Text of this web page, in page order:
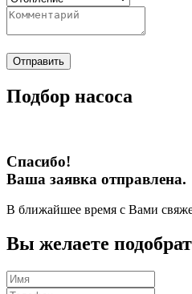
Отправить
Подбор насоса
Спасибо!
Ваша заявка отправлена.
В ближайшее время с Вами
Вы желаете